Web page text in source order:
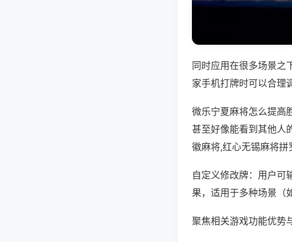
同时应用在很多场景之
家手机打牌时可以合理
微乐宁夏麻将怎么提高
甚至好像能看到其他人
徽麻将,红心无锡麻将拼
自定义修改牌：用户可
果，适用于多种场景（
聚焦相关游戏功能优势